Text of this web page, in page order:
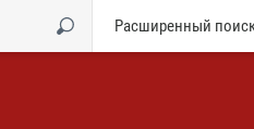
Расширенный